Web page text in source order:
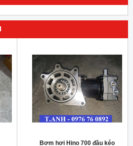
Bơm hơi Hino 700 đầu kéo